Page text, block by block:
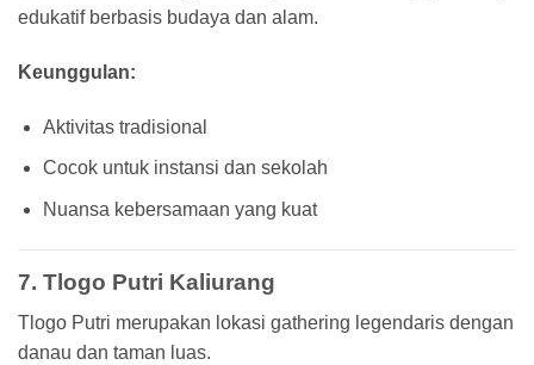
edukatif berbasis budaya dan alam.
Keunggulan:
Aktivitas tradisional
Cocok untuk instansi dan sekolah
Nuansa kebersamaan yang kuat
7. Tlogo Putri Kaliurang
Tlogo Putri merupakan lokasi gathering legendaris dengan
danau dan taman luas.